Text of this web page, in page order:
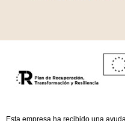
Esta empresa ha recibido una